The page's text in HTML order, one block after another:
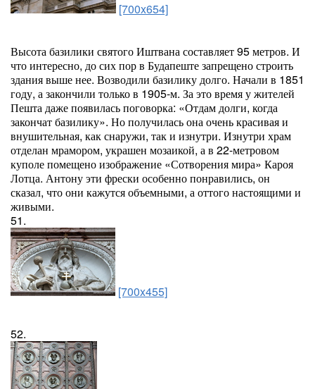
[700x654]
Высота базилики святого Иштвана составляет 95 метров. И
что интересно, до сих пор в Будапеште запрещено строить
здания выше нее. Возводили базилику долго. Начали в 1851
году, а закончили только в 1905-м. За это время у жителей
Пешта даже появилась поговорка: «Отдам долги, когда
закончат базилику». Но получилась она очень красивая и
внушительная, как снаружи, так и изнутри. Изнутри храм
отделан мрамором, украшен мозаикой, а в 22-метровом
куполе помещено изображение «Сотворения мира» Кароя
Лотца. Антону эти фрески особенно понравились, он
сказал, что они кажутся объемными, а оттого настоящими и
живыми.
51.
[700x455]
52.